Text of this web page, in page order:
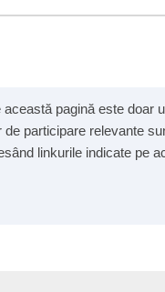
această pagină este doar
de participare relevante
linkurile indicate pe